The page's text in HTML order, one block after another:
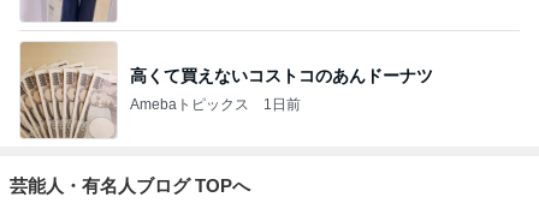
高くて買えないコストコのあんドーナツ
Amebaトピックス 1日前
芸能人・有名人ブログ TOPへ